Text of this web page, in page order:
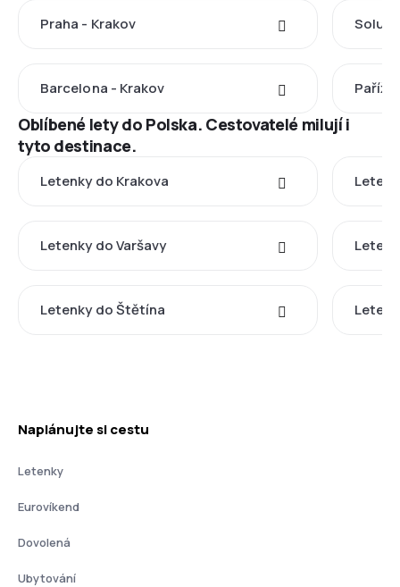
Praha - Krakov Soluň
Barcelona - Krakov Paříž
Oblíbené lety do Polska. Cestovatelé milují i
tyto destinace.
Letenky do Krakova
Letenky do Varšavy
Letenky do Štětína
Naplánujte si cestu
Letenky
Eurovíkend
Dovolená
Ubytování